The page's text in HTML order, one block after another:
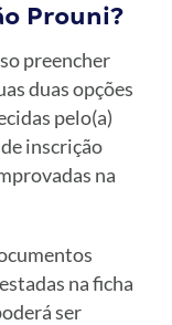
Prouni?
preencher
duas opções
pelo(a)
inscrição
na
na ficha
ser